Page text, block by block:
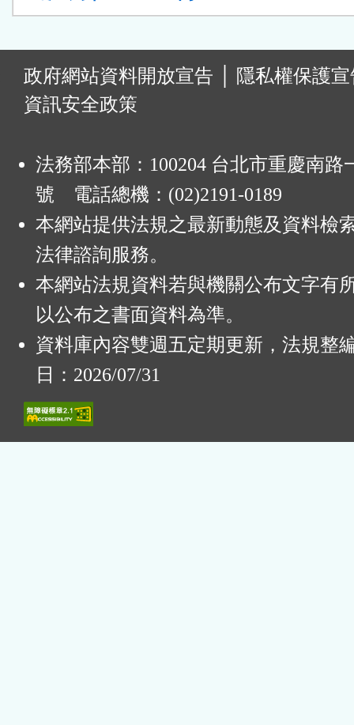
政府網站資料開放宣告
隱私權保護
資訊安全政策
法務部本部：100204 台北市重慶南路
號 電話總機：(02)2191-0189
本網站提供法規之最新動態及資料檢
法律諮詢服務。
本網站法規資料若與機關公布文字有
以公布之書面資料為準。
資料庫內容雙週五定期更新，法規整
日：2026/07/31